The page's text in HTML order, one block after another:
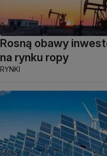
Rosną obawy
na rynku ropy
RYNKI